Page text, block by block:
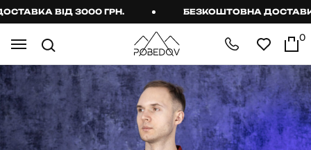
ВІД 3000 ГРН. БЕЗКОШТОВНА ДОСТАВКА
0